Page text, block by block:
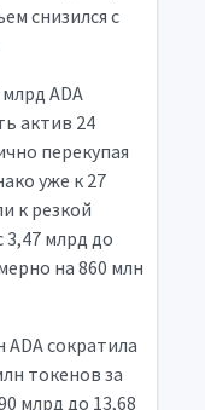
снизился с
ADA
актив 24
перекупая
уже к 27
к резкой
3,47 млрд до
на 860 млн
ADA сократила
токенов за
млрд до 13,68